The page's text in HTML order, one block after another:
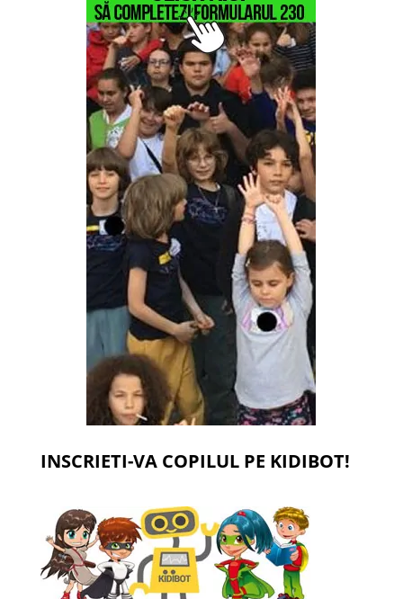
INSCRIETI-VA COPILUL PE KIDIBOT!